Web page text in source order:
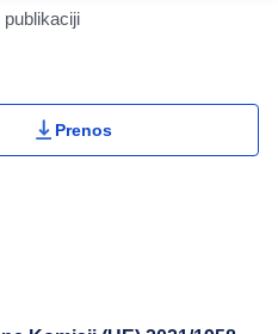
publikaciji
Portlet
Prenos